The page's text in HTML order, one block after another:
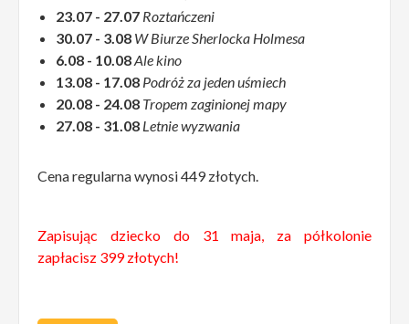
23.07 - 27.07 Roztańczeni
30.07 - 3.08 W Biurze Sherlocka Holmesa
6.08 - 10.08Ale kino
13.08 - 17.08 Podróż za jeden uśmiech
20.08 - 24.08 Tropem zaginionej mapy
27.08 - 31.08 Letnie wyzwania
Cena regularna wynosi 449 złotych.
Zapisując dziecko do 31 maja, za półkolonie
zapłacisz 399 złotych!